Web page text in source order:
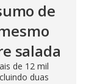
de
salada
de 12 mil
duas